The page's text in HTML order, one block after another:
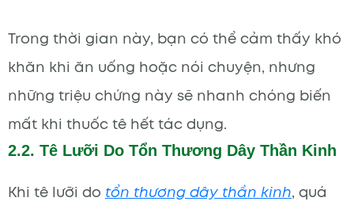
Trong thời gian này, bạn có thể cảm thấy khó
khăn khi ăn uống hoặc nói chuyện, nhưng
những triệu chứng này sẽ nhanh chóng biến
mất khi thuốc tê hết tác dụng.
2.2. Tê Lưỡi Do Tổn Thương Dây Thần Kinh
Khi tê lưỡi do tổn thương dây thần kinh, quá